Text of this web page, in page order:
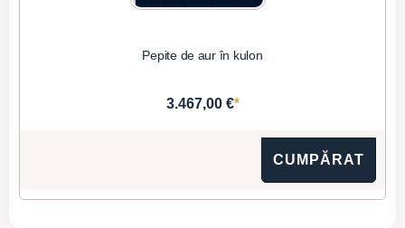
Pepite de aur în kulon
3.467,00 €*
CUMPĂRAT